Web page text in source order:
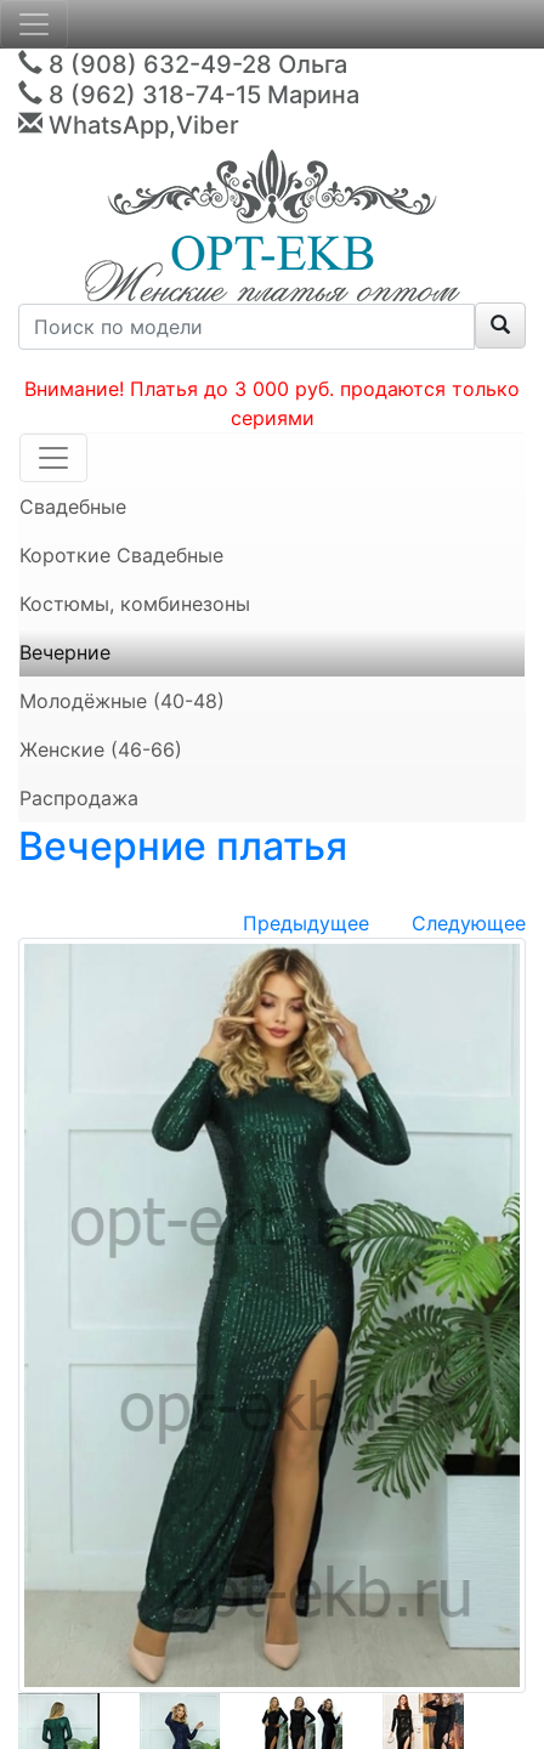
8 (908) 632-49-28 Ольга
8 (962) 318-74-15 Марина
WhatsApp,Viber
Внимание! Платья до 3 000 руб. продаются только
сериями
Свадебные
Короткие Свадебные
Костюмы, комбинезоны
Вечерние
Молодёжные (40-48)
Женские (46-66)
Распродажа
Вечерние платья
Предыдущее Следующее